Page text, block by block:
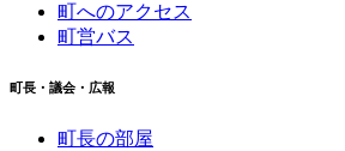
町へのアクセス
町営バス
町長・議会・広報
町長の部屋